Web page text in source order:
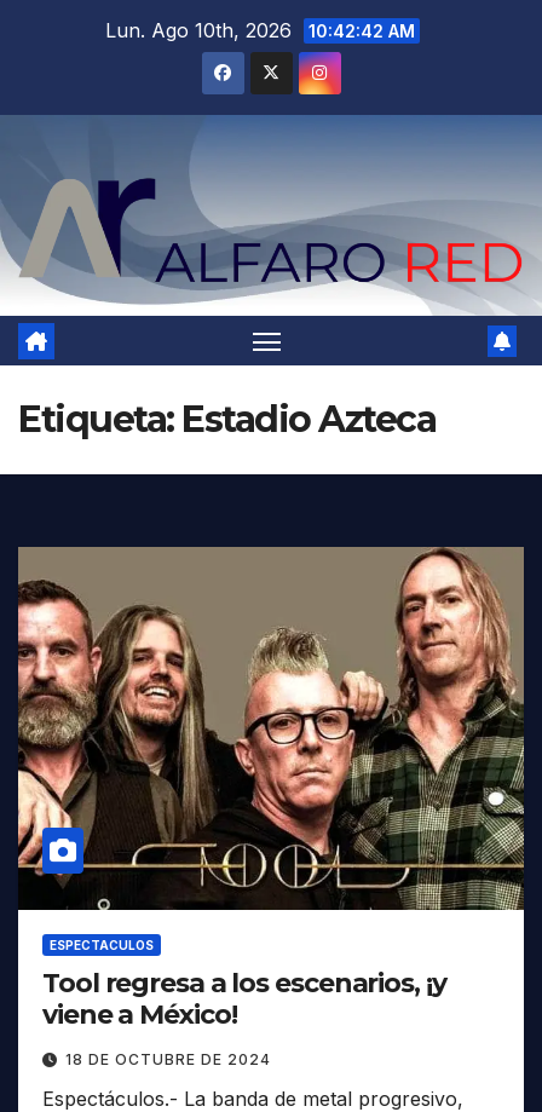
Lun. Ago 10th, 2026 10:42:43 AM
Etiqueta: Estadio Azteca
ESPECTACULOS
Tool regresa a los escenarios, ¡y
viene a México!
18 DE OCTUBRE DE 2024
Espectáculos.- La banda de metal progresivo,